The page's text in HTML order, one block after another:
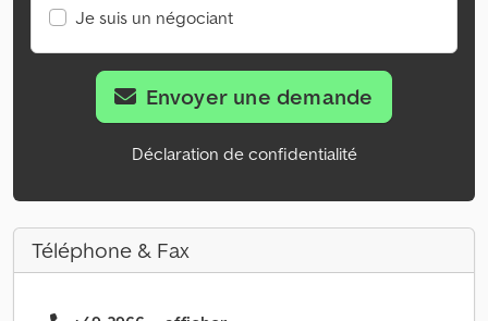
Je suis un négociant
Envoyer une demande
Déclaration de confidentialité
Téléphone & Fax